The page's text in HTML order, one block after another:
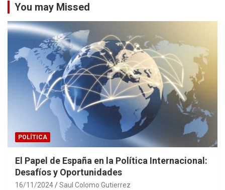
You may Missed
POLÍTICA
El Papel de España en la Política Internacional:
Desafíos y Oportunidades
16/11/2024 Saul Colomo Gutierrez